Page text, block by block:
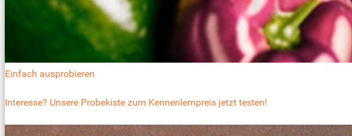
Einfach ausprobieren
Interesse? Unsere Probekiste zum Kennenlernpreis jetzt testen!